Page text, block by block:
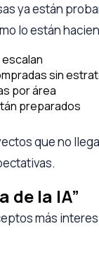
ya están
lo están
sin
por área
preparados
que no
de la IA”
más